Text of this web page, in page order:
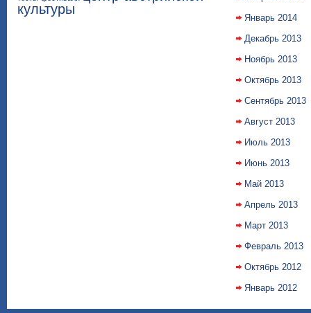
культуры
Январь 2014
Декабрь 2013
Ноябрь 2013
Октябрь 2013
Сентябрь 2013
Август 2013
Июль 2013
Июнь 2013
Май 2013
Апрель 2013
Март 2013
Февраль 2013
Октябрь 2012
Январь 2012